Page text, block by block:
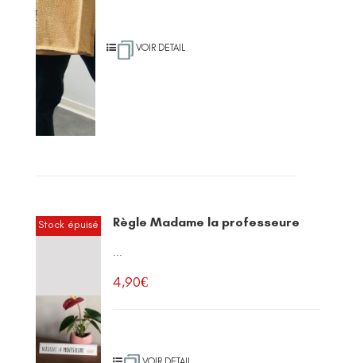
VOIR DETAIL
Stock épuisé Règle Madame la professeure
...
4,90€